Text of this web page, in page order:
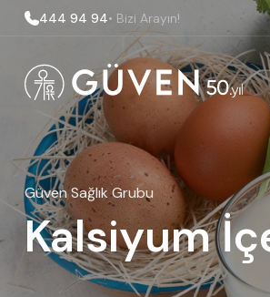
444 94 94• Bizi Arayın!
Güven Sağlık Grubu
Kalsiyum